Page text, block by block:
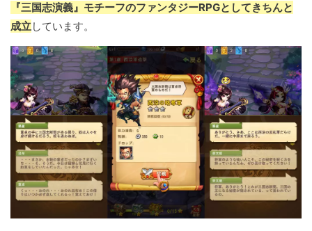
『三国志演義』モチーフのファンタジーRPGとしてきちんと
成立しています。